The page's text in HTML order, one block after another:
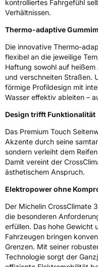
EffizienzC
NasshaftungA
Rollgeräusch (Klasse) B
Rollgeräusch (dB)72
FahrzeugklasseC1
3PMSF /
EPREL ID2331221
Allgemeine
Ferrand
kontrolliertes Fahrgefühl
Verhältnissen.
Thermo-adaptive
Die innovative Thermo-
flexibel an die jeweilige
Haftung sowohl auf
und verschneiten Straßen.
förmige Profildesign mit
Wasser effektiv ableiten –
Design trifft Funktionalität
Das Premium Touch
Akzente durch seine
sondern verleiht dem
Damit vereint der
ästhetischem Anspruch.
Elektropower ohne
Der Michelin CrossClimate
die besonderen
erfüllen. Das hohe Gewicht
Fahrzeugen bringen
Grenzen. Mit seiner
Technologie sorgt der